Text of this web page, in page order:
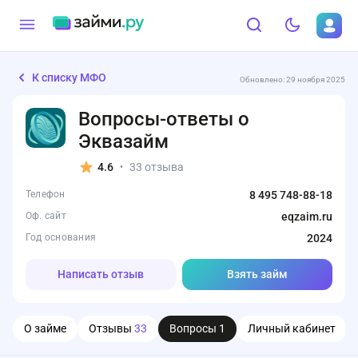
К списку МФО Обновлено: 29 ноября 2025
Вопросы-ответы о
Эквазайм
4.6 • 33 отзыва
Телефон 8 495 748-88-18
Оф. сайт eqzaim.ru
Год основания 2024
Написать отзыв Взять займ
О займе Отзывы 33 Вопросы 1 Личный кабинет